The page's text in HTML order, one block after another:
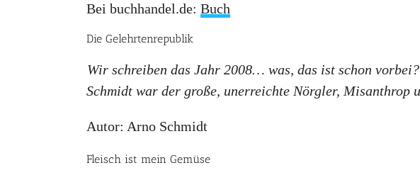
Bei buchhandel.de: Buch
Die Gelehrtenrepublik
Wir schreiben das Jahr 2008… was, das ist schon
Schmidt war der große, unerreichte Nörgler, Misanthrop
Autor: Arno Schmidt
Fleisch ist mein Gemüse